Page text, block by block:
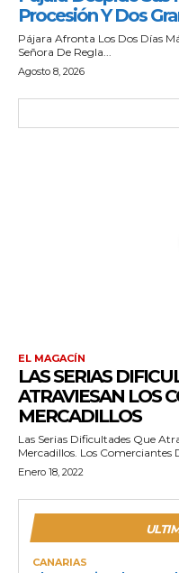
Procesión Y Dos
Pájara Afronta Los Dos Días
Señora De Regla...
Agosto 8, 2026
EL MAGACÍN
LAS SERIAS
ATRAVIESAN LOS
MERCADILLOS
Las Serias Dificultades Que
Mercadillos. Los Comerciantes
Enero 18, 2022
CANARIAS